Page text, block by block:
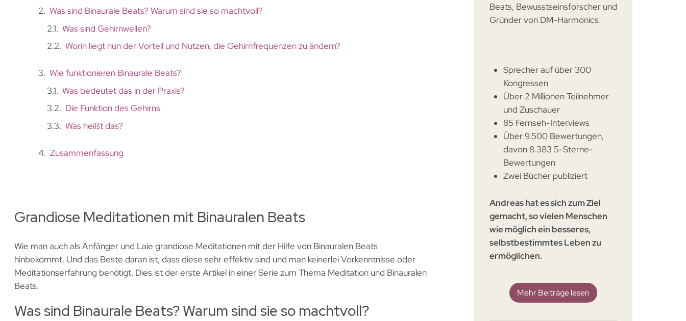
Was sind Binaurale Beats? Warum sind sie so machtvoll?
Was sind Gehirnwellen?
Worin liegt nun der Vorteil und Nutzen, die Gehirnfrequenzen zu ändern?
Wie funktionieren Binaurale Beats?
Was bedeutet das in der Praxis?
Die Funktion des Gehirns
Was heißt das?
Zusammenfassung
Grandiose Meditationen mit Binauralen Beats
Wie man auch als Anfänger und Laie grandiose Meditationen mit der Hilfe von Binauralen Beats
hinbekommt. Und das Beste daran ist, dass diese sehr effektiv sind und man keinerlei Vorkenntnisse oder
Meditationserfahrung benötigt. Dies ist der erste Artikel in einer Serie zum Thema Meditation und Binauralen
Beats.
Was sind Binaurale Beats? Warum sind sie so machtvoll?
Beats, Bewusstseinsforscher und
Gründer von DM-Harmonics.
Sprecher auf über 300
Kongressen
Über 2 Millionen Teilnehmer
und Zuschauer
85 Fernseh-Interviews
Über 9.500 Bewertungen,
davon 8.383 5-Sterne-
Bewertungen
Zwei Bücher publiziert
Andreas hat es sich zum Ziel
gemacht, so vielen Menschen
wie möglich ein besseres,
selbstbestimmtes Leben zu
ermöglichen.
Mehr Beiträge lesen